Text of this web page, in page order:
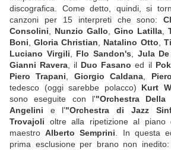
discografica. Come detto, quindi, si
canzoni per 15 interpreti che sono:
Consolini
Nunzio Gallo Gino Latilla
Boni ,Gloria Christian Natalino Otto
Luciano Virgili
Flo Sandon's Jula De
Gianni Ravera , il Duo Fasano ed il
Piero Trapani
Giorgio Caldana
tedesco (oggi sarebbe polacco) Kurt
sono eseguite con l'"Orchestra Della
Angelini e l'"Orchestra di Jazz
Trovajoli oltre alla ripetizione al
maestroAlberto Semprini . In questa
prima esclusione per brano non